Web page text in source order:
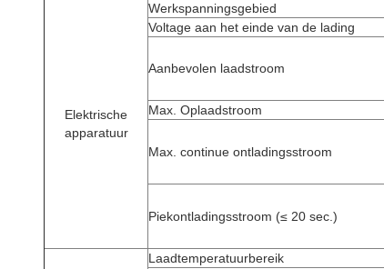
Elektrische
apparatuur
Werkspanningsgebied
Voltage aan het einde van de lading
Aanbevolen laadstroom
Max. Oplaadstroom
Max. continue ontladingsstroom
Piekontladingsstroom (≤ 20 sec.)
Laadtemperatuurbereik